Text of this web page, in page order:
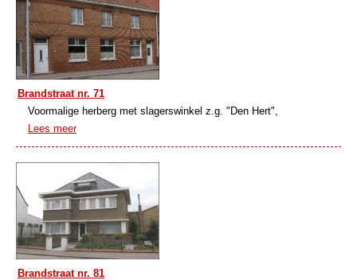
Brandstraat nr. 71
Voormalige herberg met slagerswinkel z.g. "Den Hert",
Lees meer
Brandstraat nr. 81